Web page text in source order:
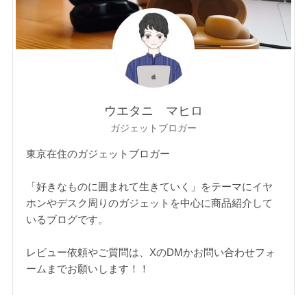
ウエタニ マヒロ
ガジェットブロガー
東京在住のガジェットブロガー
「好きなものに囲まれて生きていく」をテーマにイヤ
ホンやデスク周りのガジェットを中心に商品紹介して
いるブログです。
レビュー依頼やご質問は、XのDMかお問い合わせフォ
ームまでお願いします！！